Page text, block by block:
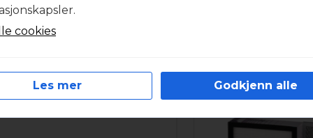
med høyest mulig partikkelutskilling.
mulig energiforbruk under drift. Filtersettene fra
Produktbildet kan være veiledende.
cookies
Les mer Godkjenn alle